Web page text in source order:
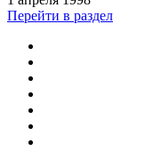
Перейти в раздел